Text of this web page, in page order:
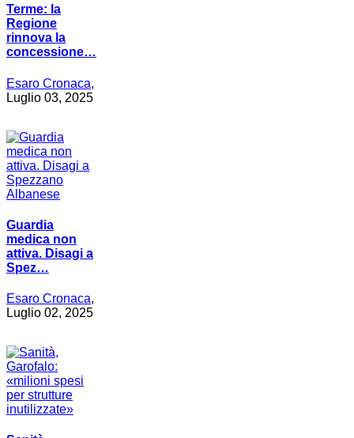
Terme: la
Regione
rinnova la
concessione…
Esaro Cronaca,
Luglio 03, 2025
Guardia
medica non
attiva. Disagi a
Spez…
Esaro Cronaca,
Luglio 02, 2025